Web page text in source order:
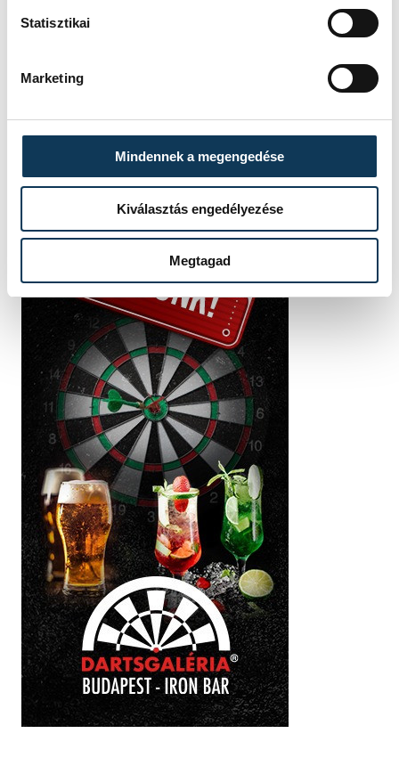
Statisztikai
Marketing
Mindennek a megengedése
Kiválasztás engedélyezése
Megtagad
HELYSZÍN
RÉSZLETEK